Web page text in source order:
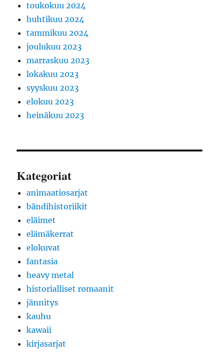
toukokuu 2024
huhtikuu 2024
tammikuu 2024
joulukuu 2023
marraskuu 2023
lokakuu 2023
syyskuu 2023
elokuu 2023
heinäkuu 2023
Kategoriat
animaatiosarjat
bändihistoriikit
eläimet
elämäkerrat
elokuvat
fantasia
heavy metal
historialliset romaanit
jännitys
kauhu
kawaii
kirjasarjat